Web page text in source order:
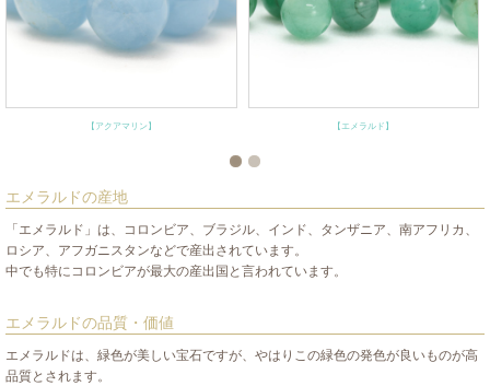
【アクアマリン】 【エメラルド】
エメラルドの産地
「エメラルド」は、コロンビア、ブラジル、インド、タンザニア、南アフリカ、
ロシア、アフガニスタンなどで産出されています。
中でも特にコロンビアが最大の産出国と言われています。
エメラルドの品質・価値
エメラルドは、緑色が美しい宝石ですが、やはりこの緑色の発色が良いものが高
品質とされます。